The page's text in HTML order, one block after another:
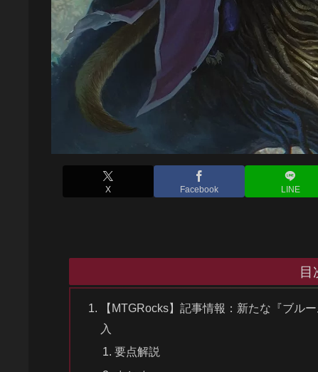
X Facebook LINE
目
【MTGRocks】記事情報：新たな『ブル
入
要点解説